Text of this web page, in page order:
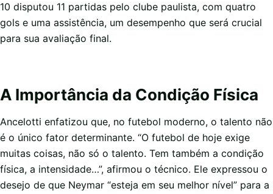
10 disputou 11 partidas pelo clube paulista, com quatro
gols e uma assistência, um desempenho que será crucial
para sua avaliação final.
A Importância da Condição Física
Ancelotti enfatizou que, no futebol moderno, o talento não
é o único fator determinante. “O futebol de hoje exige
muitas coisas, não só o talento. Tem também a condição
física, a intensidade…”, afirmou o técnico. Ele expressou o
desejo de que Neymar “esteja em seu melhor nível” para a